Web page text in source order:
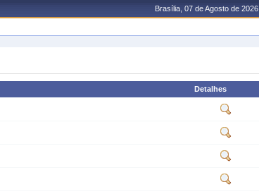
Brasília, 07 de Agosto de 2026
Detalhes